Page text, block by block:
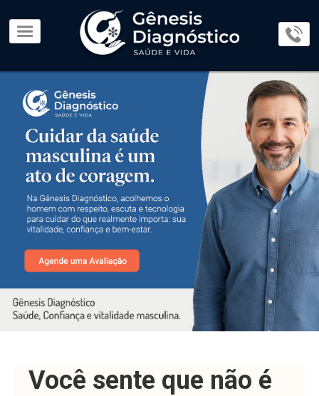
×
Page
O
Lab
Parceiros
Exames
e
Procedimentos
Consultas
Médicas
Dúvidas
e
Orientações
Blog
Resultados
Você sente que não é